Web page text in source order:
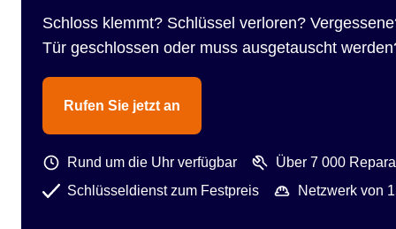
Schloss klemmt? Schlüssel verloren?
Tür geschlossen oder muss ausgetauscht
Rufen Sie jetzt an
Rund um die Uhr verfügbar
Über 7 000
Schlüsseldienst zum Festpreis
Netzwerk von